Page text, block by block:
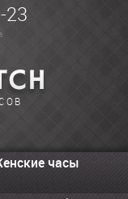
23
часы